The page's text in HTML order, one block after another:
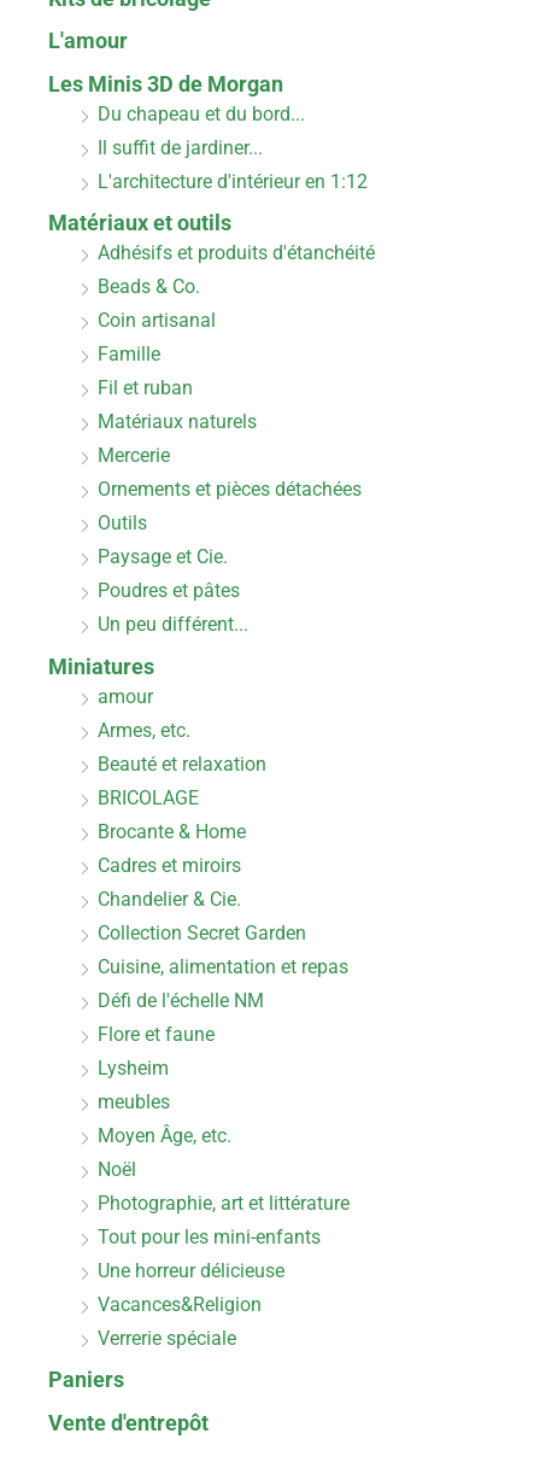
L'amour
Les Minis 3D de Morgan
Du chapeau et du bord...
Il suffit de jardiner...
L'architecture d'intérieur en 1:12
Matériaux et outils
Adhésifs et produits d'étanchéité
Beads & Co.
Coin artisanal
Famille
Fil et ruban
Matériaux naturels
Mercerie
Ornements et pièces détachées
Outils
Paysage et Cie.
Poudres et pâtes
Un peu différent...
Miniatures
amour
Armes, etc.
Beauté et relaxation
BRICOLAGE
Brocante & Home
Cadres et miroirs
Chandelier & Cie.
Collection Secret Garden
Cuisine, alimentation et repas
Défi de l'échelle NM
Flore et faune
Lysheim
meubles
Moyen Âge, etc.
Noël
Photographie, art et littérature
Tout pour les mini-enfants
Une horreur délicieuse
Vacances&Religion
Verrerie spéciale
Paniers
Vente d'entrepôt